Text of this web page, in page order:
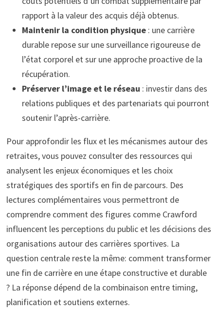
rapport à la valeur des acquis déjà obtenus.
Maintenir la condition physique: une carrière
durable repose sur une surveillance rigoureuse de
l’état corporel et sur une approche proactive de la
récupération.
Préserver l’image et le réseau : investir dans des
relations publiques et des partenariats qui pourront
soutenir l’après-carrière.
Pour approfondir les flux et les mécanismes autour des
retraites, vous pouvez consulter des ressources qui
analysent les enjeux économiques et les choix
stratégiques des sportifs en fin de parcours. Des
lectures complémentaires vous permettront de
comprendre comment des figures comme Crawford
influencent les perceptions du public et les décisions des
organisations autour des carrières sportives. La
question centrale reste la même: comment transformer
une fin de carrière en une étape constructive et durable
? La réponse dépend de la combinaison entre timing,
planification et soutiens externes.